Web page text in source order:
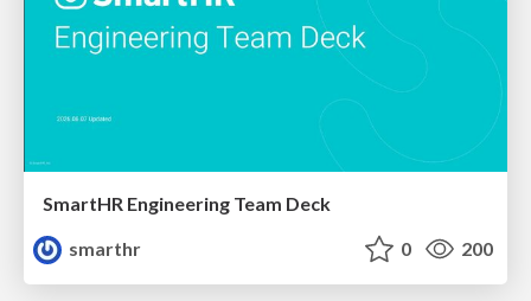
SmartHR Engineering Team Deck
smarthr
0 200